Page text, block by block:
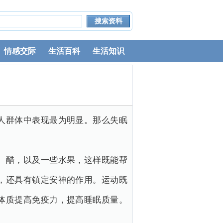
情感交际 生活百科 生活知识
群体中表现最为明显。那么失眠
醋，以及一些水果，这样既能帮
还具有镇定安神的作用。运动既
提高免疫力，提高睡眠质量。